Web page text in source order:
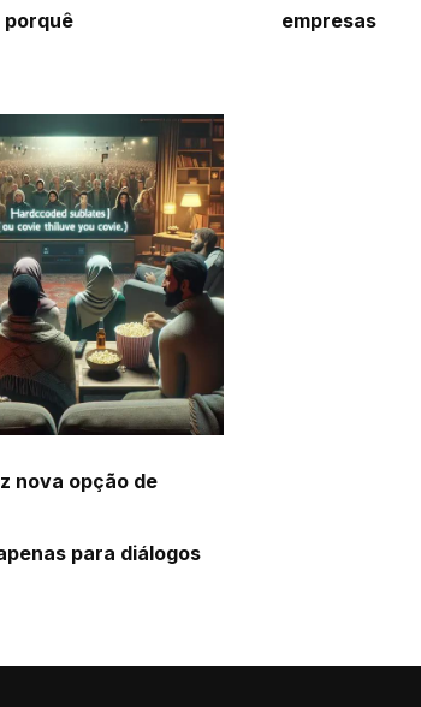
porquê empresas
nova opção de
para diálogos